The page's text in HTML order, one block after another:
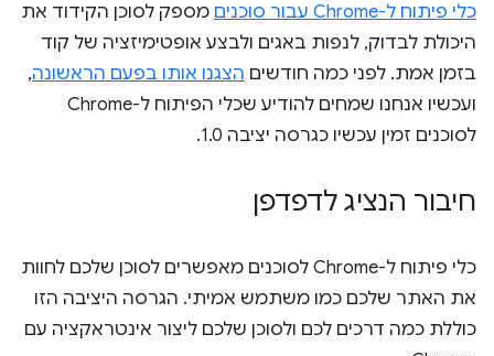
כלי פיתוח ל-Chrome עבור סוכנים
מספק לסוכן הקידוד את
היכולת לבדוק, לנפות באגים ולבצע אופטימיזציה של קוד
בזמן אמת. לפני כמה חודשים הצגנו אותו בפעם הראשונה,
ועכשיו אנחנו שמחים להודיע שכלי הפיתוח ל-Chrome
לסוכנים זמין עכשיו כגרסה יציבה 1.0.
חיבור הנציג לדפדפן
כלי פיתוח ל-Chrome לסוכנים מאפשרים לסוכן שלכם לחוות
את האתר שלכם כמו משתמש אמיתי. הגרסה היציבה הזו
כוללת כמה דרכים לכם ולסוכן שלכם ליצור אינטראקציה עם